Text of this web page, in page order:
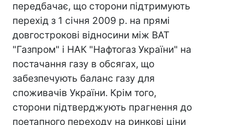
передбачає, що сторони підтримують
перехід з 1 січня 2009 р. на прямі
довгострокові відносини між ВАТ
"Газпром" і НАК "Нафтогаз України" на
постачання газу в обсягах, що
забезпечують баланс газу для
споживачів України. Крім того,
сторони підтверджують прагнення до
поетапного переходу на ринкові ціни